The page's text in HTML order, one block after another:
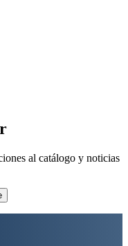
al catálogo y noticias